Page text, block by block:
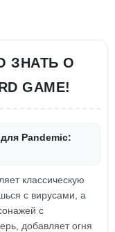
ЗНАТЬ О
GAME!
Pandemic:
классическую
с вирусами, а
с
добавляет огня